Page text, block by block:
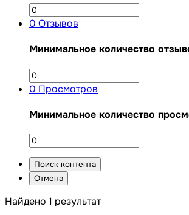
0 Отзывов
Минимальное количество
0 Просмотров
Минимальное количество
Поиск контента
Отмена
Найдено 1 результат